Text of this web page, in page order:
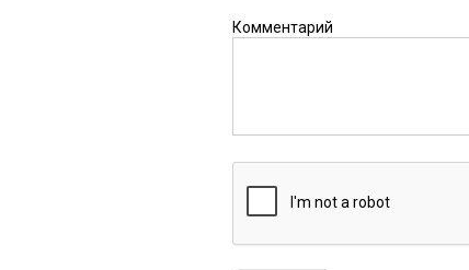
Комментарий